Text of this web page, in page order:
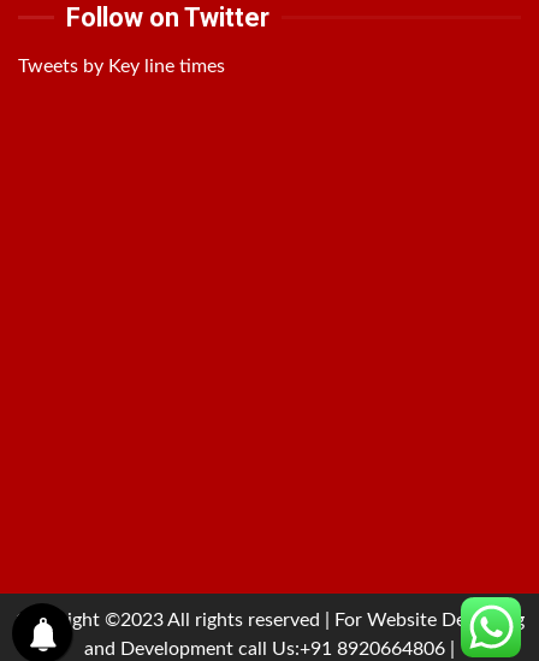
Follow on Twitter
Tweets by Key line times
Copyright ©2023 All rights reserved | For Website Designing
and Development call Us:+91 8920664806